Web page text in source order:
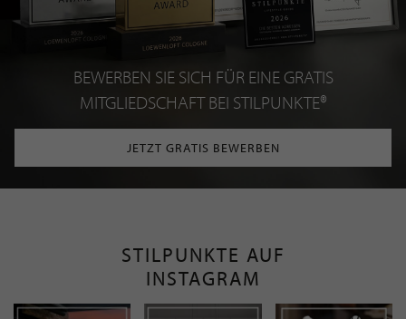
BEWERBEN SIE SICH FÜR EINE GRATIS
MITGLIEDSCHAFT BEI STILPUNKTE®
JETZT GRATIS BEWERBEN
STILPUNKTE AUF
INSTAGRAM